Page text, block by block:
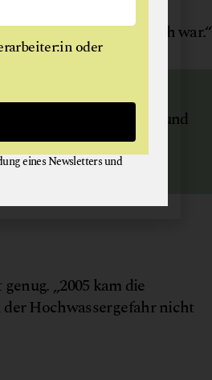
und auch viel
alles andere als einfach war.“
Supermarkt und
brauchen.
„2005 kam die
Hochwassergefahr nicht
oder
eines Newsletters und